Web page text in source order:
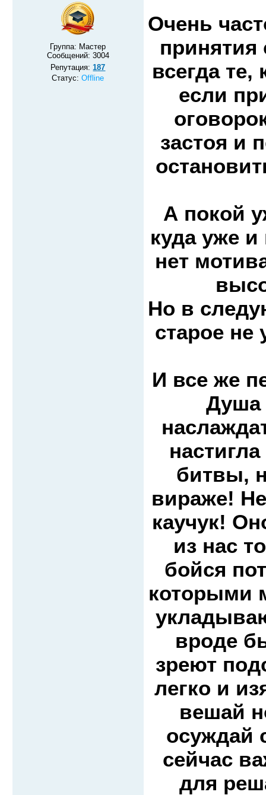
Группа: Мастер
Сообщений: 3004
Репутация:187
Статус:Offline
Очень
принятия
всегда
если
застоя и
А покой
куда уже
нет
Но в
старое
И все же
Душа
битвы,
вираже!
каучук!
из нас
бойся
которыми
вроде
зреют
легко и
вешай
осуждай
сейчас
для